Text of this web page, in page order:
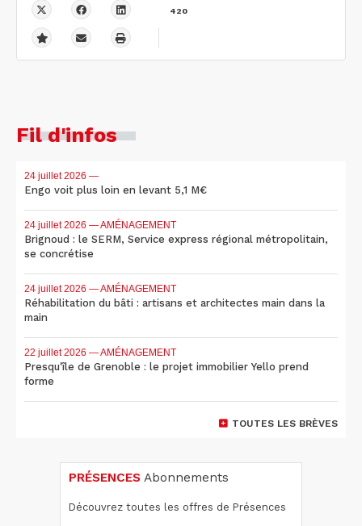
420
Fil d'infos
24 juillet 2026 —
Engo voit plus loin en levant 5,1 M€
24 juillet 2026 — AMÉNAGEMENT
Brignoud : le SERM, Service express régional métropolitain,
se concrétise
24 juillet 2026 — AMÉNAGEMENT
Réhabilitation du bâti : artisans et architectes main dans la
main
22 juillet 2026 — AMÉNAGEMENT
Presqu'île de Grenoble : le projet immobilier Yello prend
forme
TOUTES LES BRÈVES
PRÉSENCES Abonnements
Découvrez toutes les offres de Présences